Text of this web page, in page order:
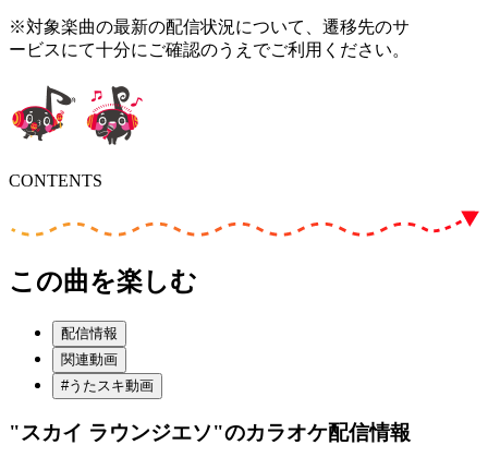
※対象楽曲の最新の配信状況について、遷移先のサ
ービスにて十分にご確認のうえでご利用ください。
CONTENTS
この曲を楽しむ
配信情報
関連動画
#うたスキ動画
"スカイ ラウンジエソ"のカラオケ配信情報